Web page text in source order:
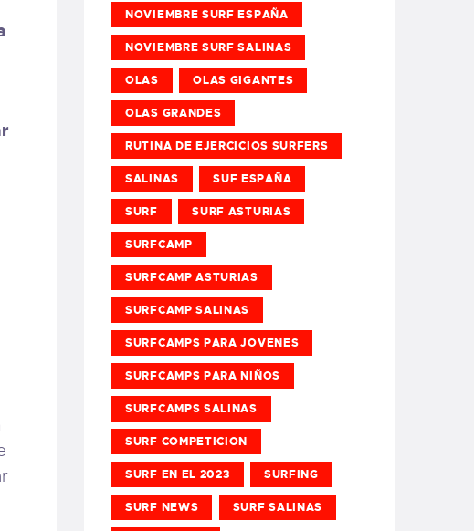
NOVIEMBRE SURF ESPAÑA
NOVIEMBRE SURF SALINAS
OLAS OLAS GIGANTES
OLAS GRANDES
RUTINA DE EJERCICIOS SURFERS
SALINAS SUF ESPAÑA
SURF SURF ASTURIAS
SURFCAMP
SURFCAMP ASTURIAS
SURFCAMP SALINAS
SURFCAMPS PARA JOVENES
SURFCAMPS PARA NIÑOS
SURFCAMPS SALINAS
SURF COMPETICION
SURF EN EL 2023 SURFING
SURF NEWS SURF SALINAS